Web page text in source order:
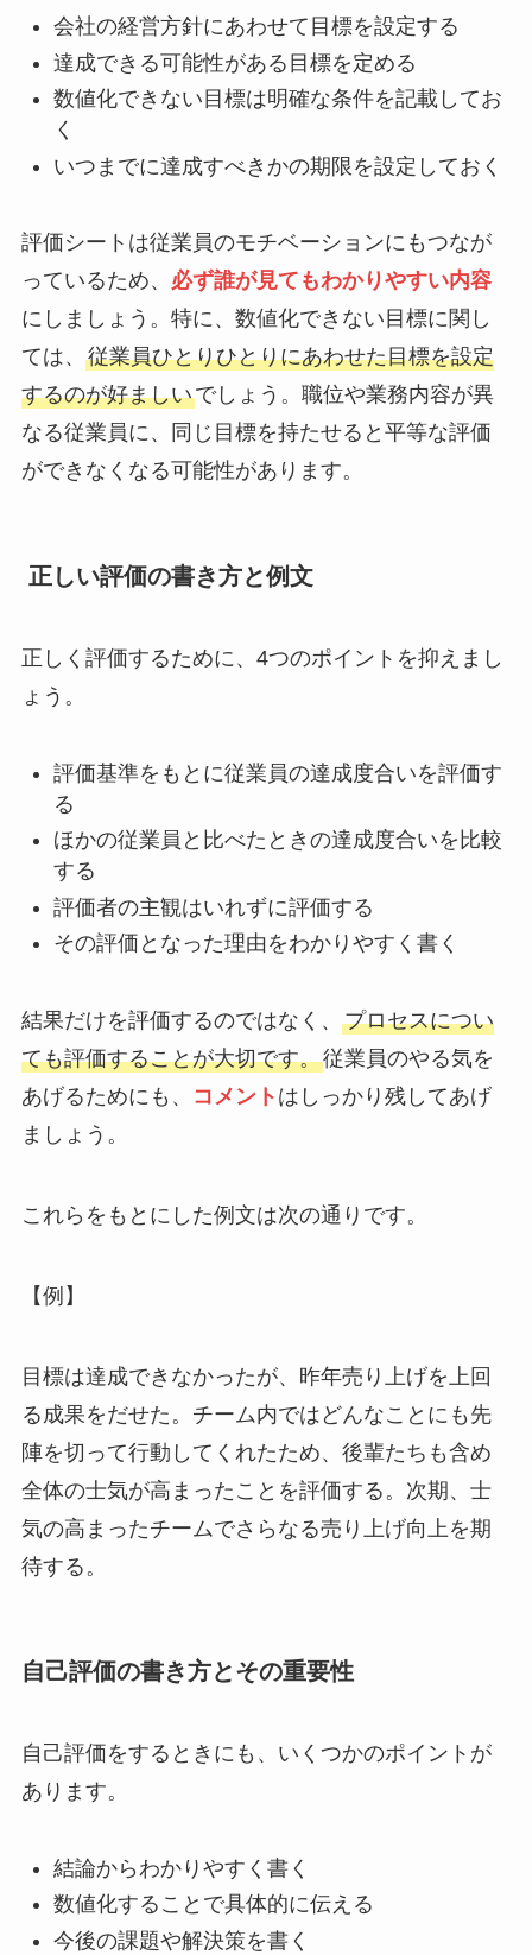
会社の経営方針にあわせて目標を設定する
達成できる可能性がある目標を定める
数値化できない目標は明確な条件を記載してお
く
いつまでに達成すべきかの期限を設定しておく
評価シートは従業員のモチベーションにもつなが
っているため、 必ず誰が見てもわかりやすい内容
にしましょう。特に、数値化できない目標に関し
ては、 従業員ひとりひとりにあわせた目標を設定
するのが好ましいでしょう。職位や業務内容が異
なる従業員に、同じ目標を持たせると平等な評価
ができなくなる可能性があります。
正しい評価の書き方と例文
正しく評価するために、4つのポイントを抑えまし
ょう。
評価基準をもとに従業員の達成度合いを評価す
る
ほかの従業員と比べたときの達成度合いを比較
する
評価者の主観はいれずに評価する
その評価となった理由をわかりやすく書く
結果だけを評価するのではなく、 プロセスについ
ても評価することが大切です。従業員のやる気を
あげるためにも、
コメント はしっかり残してあげ
ましょう。
これらをもとにした例文は次の通りです。
【例】
目標は達成できなかったが、昨年売り上げを上回
る成果をだせた。チーム内ではどんなことにも先
陣を切って行動してくれたため、後輩たちも含め
全体の士気が高まったことを評価する。次期、士
気の高まったチームでさらなる売り上げ向上を期
待する。
自己評価の書き方とその重要性
自己評価をするときにも、いくつかのポイントが
あります。
結論からわかりやすく書く
数値化することで具体的に伝える
今後の課題や解決策を書く